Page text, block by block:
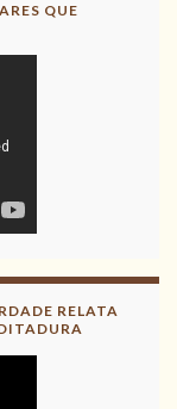
QUE
RELATA